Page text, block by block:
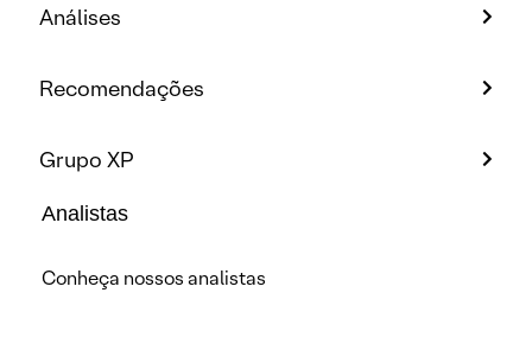
Análises
Recomendações
Grupo XP
Analistas
Conheça nossos analistas